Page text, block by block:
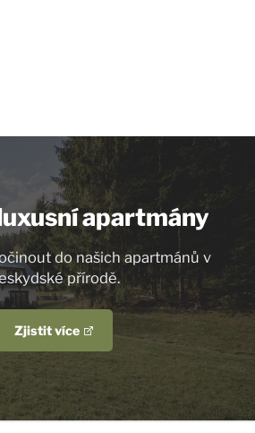
apartmány
do našich apartmánů v
přírodě.
Zjistit více